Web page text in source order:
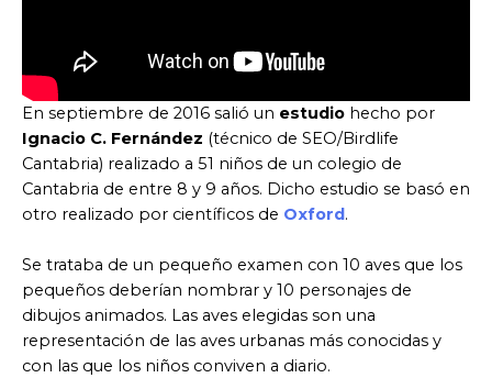
En septiembre de 2016 salió un estudio hecho por
Ignacio C. Fernández (técnico de SEO/Birdlife
Cantabria) realizado a 51 niños de un colegio de
Cantabria de entre 8 y 9 años. Dicho estudio se basó en
otro realizado por científicos de Oxford.
Se trataba de un pequeño examen con 10 aves que los
pequeños deberían nombrar y 10 personajes de
dibujos animados. Las aves elegidas son una
representación de las aves urbanas más conocidas y
con las que los niños conviven a diario.